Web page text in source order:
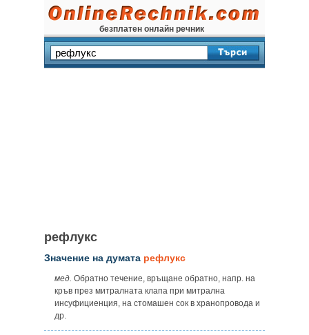
безплатен онлайн речник
рефлукс
Значение на думата рефлукс
мед. Обратно течение, връщане обратно, напр. на
кръв през митралната клапа при митрална
инсуфициенция, на стомашен сок в хранопровода и
др.